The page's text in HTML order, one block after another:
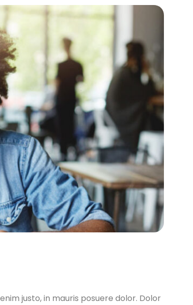
justo, in mauris posuere dolor. Dolor